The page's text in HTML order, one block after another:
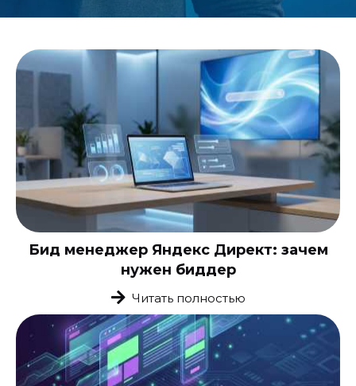
Бид менеджер Яндекс Директ: зачем
нужен биддер
Читать полностью